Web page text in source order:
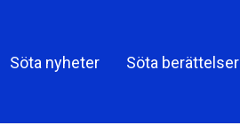
Söta nyheter Söta berättelser